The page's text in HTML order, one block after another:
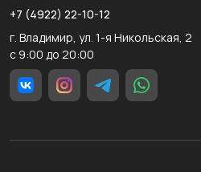
+7 (4922) 22-10-12
г. Владимир, ул. 1-я Никольская, 2
с 9:00 до 20:00